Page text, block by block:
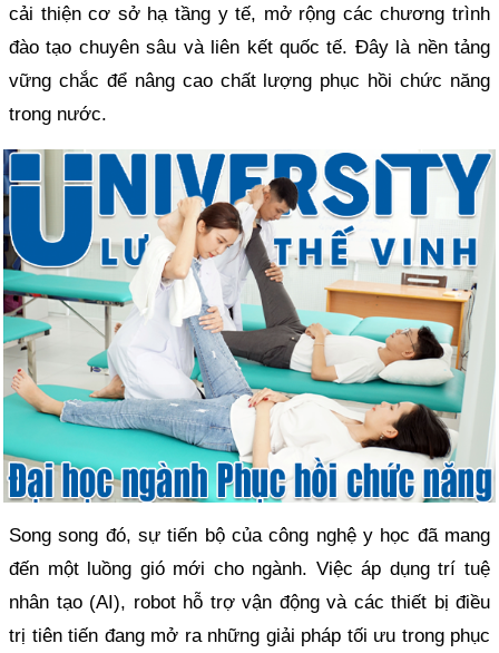
cải thiện cơ sở hạ tầng y tế, mở rộng các chương trình
đào tạo chuyên sâu và liên kết quốc tế. Đây là nền tảng
vững chắc để nâng cao chất lượng phục hồi chức năng
trong nước.
Song song đó, sự tiến bộ của công nghệ y học đã mang
đến một luồng gió mới cho ngành. Việc áp dụng trí tuệ
nhân tạo (AI), robot hỗ trợ vận động và các thiết bị điều
trị tiên tiến đang mở ra những giải pháp tối ưu trong phục